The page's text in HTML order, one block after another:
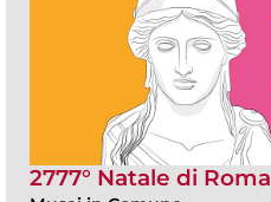
2777° Natale di Roma